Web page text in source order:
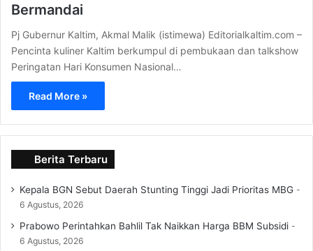
Bermandai
Pj Gubernur Kaltim, Akmal Malik (istimewa) Editorialkaltim.com –
Pencinta kuliner Kaltim berkumpul di pembukaan dan talkshow
Peringatan Hari Konsumen Nasional…
Read More »
Berita Terbaru
Kepala BGN Sebut Daerah Stunting Tinggi Jadi Prioritas MBG
6 Agustus, 2026
Prabowo Perintahkan Bahlil Tak Naikkan Harga BBM Subsidi
6 Agustus, 2026